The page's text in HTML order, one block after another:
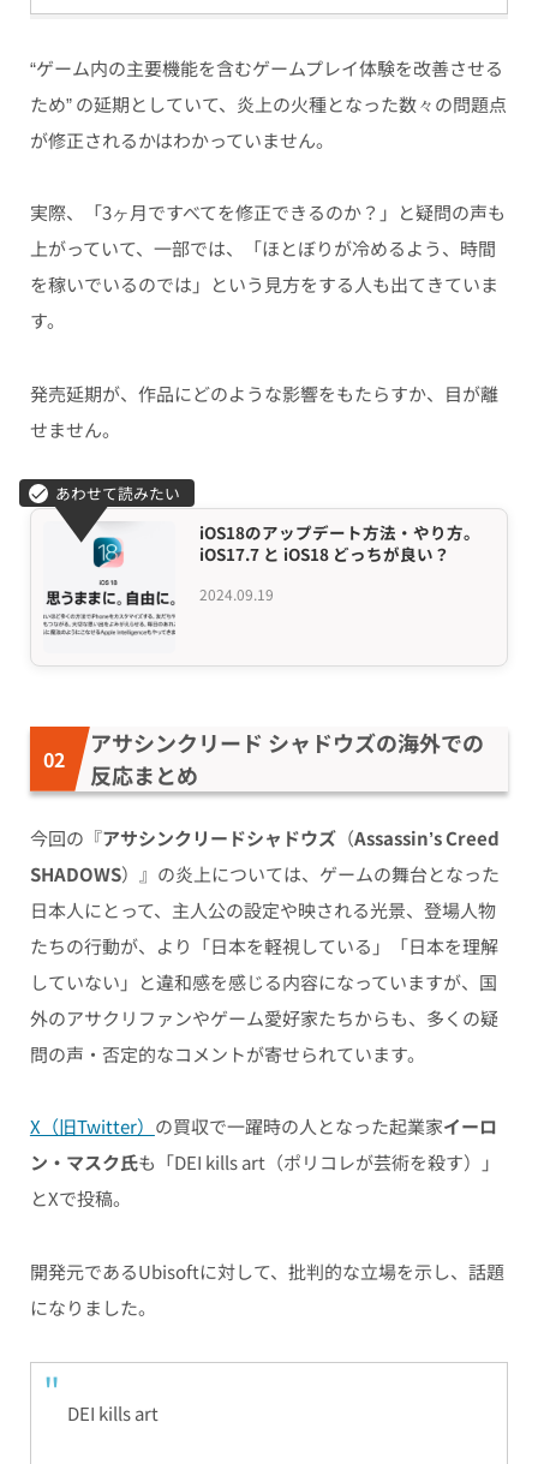
“ゲーム内の主要機能を含むゲームプレイ体験を改善させる
ため” の延期としていて、炎上の火種となった数々の問題点
が修正されるかはわかっていません。
実際、「3ヶ月ですべてを修正できるのか？」と疑問の声も
上がっていて、一部では、「ほとぼりが冷めるよう、時間
を稼いでいるのでは」という見方をする人も出てきていま
す。
発売延期が、作品にどのような影響をもたらすか、目が離
せません。
2024.09.19
iOS18のアップデート方法・やり方。
iOS17.7 と iOS18 どっちが良い？
アサシンクリード シャドウズの海外での
反応まとめ
今回の 『アサシンクリードシャドウズ（Assassin’s Creed
SHADOWS）』の炎上については、ゲームの舞台となった
日本人にとって、主人公の設定や映される光景、登場人物
たちの行動が、より「日本を軽視している」「日本を理解
していない」と違和感を感じる内容になっていますが、国
外のアサクリファンやゲーム愛好家たちからも、多くの疑
問の声・否定的なコメントが寄せられています。
X（旧Twitter） の買収で一躍時の人となった起業家イーロ
ン・マスク氏も「DEI kills art（ポリコレが芸術を殺す）」
とXで投稿。
開発元であるUbisoftに対して、批判的な立場を示し、話題
になりました。
DEI kills art